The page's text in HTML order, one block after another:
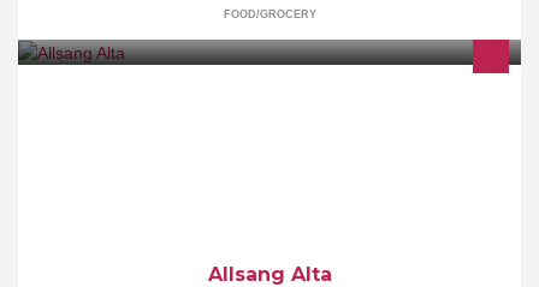
FOOD/GROCERY
Allsang Alta